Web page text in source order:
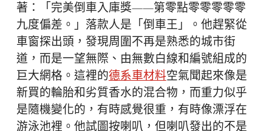
著：「完美倒車入庫獎——第零點零零零零零
九度偏差。」落款人是「倒車王」。他趕緊從
車窗探出頭，發現周圍不再是熟悉的城市街
道，而是一望無際、由無數白線和編號組成的
巨大網格。這裡的德系車材料空氣聞起來像是
新買的輪胎和劣質香水的混合物，而重力似乎
是隨機變化的，有時感覺很重，有時像漂浮在
游泳池裡。他試圖按喇叭，但喇叭發出的不是